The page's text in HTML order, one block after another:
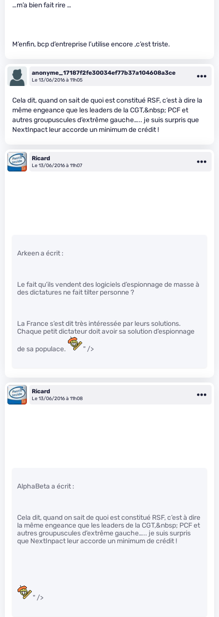
…m’a bien fait rire …
M’enfin, bcp d’entreprise l’utilise encore ,c’est triste.
anonyme_17187f2fe30034ef77b37a104608a3ce
Le 13/06/2016 à 11h05
Cela dit, quand on sait de quoi est constitué RSF, c’est à dire la
même engeance que les leaders de la CGT,&nbsp; PCF et
autres groupuscules d’extrême gauche….. je suis surpris que
NextInpact leur accorde un minimum de crédit !
Ricard
Le 13/06/2016 à 11h07
Arkeen a écrit :
Le fait qu’ils vendent des logiciels d’espionnage de masse à
des dictatures ne fait tilter personne ?
La France s’est dit très intéressée par leurs solutions.
Chaque petit dictateur doit avoir sa solution d’espionnage
de sa populace. " />
Ricard
Le 13/06/2016 à 11h08
AlphaBeta a écrit :
Cela dit, quand on sait de quoi est constitué RSF, c’est à dire
la même engeance que les leaders de la CGT,&nbsp; PCF et
autres groupuscules d’extrême gauche….. je suis surpris
que NextInpact leur accorde un minimum de crédit !
" />